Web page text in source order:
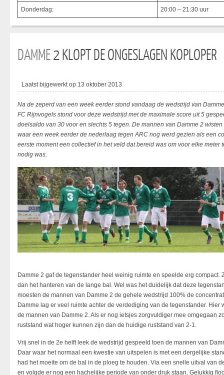
Donderdag: 20:00 – 21:30 uur
DAMME2 KLOPT DE ONGESLAGEN KOPLOPER
Laatst bijgewerkt op 13 oktober 2013
Na de zeperd van een week eerder stond vandaag de wedstrijd van
FC Rijnvogels stond voor deze wedstrijd met de maximale score uit 5
doelsaldo van 30 voor en slechts 5 tegen. De mannen van Damme 2
waar een week eerder de nederlaag tegen ARC nog werd gezien als een
eerste moment een collectief in het veld dat bereid was om voor elke
nodig was.
Damme 2 gaf de tegenstander heel weinig ruimte en speelde erg
dan het hanteren van de lange bal. Wel was het duidelijk dat deze
moesten de mannen van Damme 2 de gehele wedstrijd 100% de
Damme lag er veel ruimte achter de verdediging van de tegenstander.
de mannen van Damme 2. Als er nog ietsjes zorgvuldiger mee omgegaan
ruststand wat hoger kunnen zijn dan de huidige ruststand van 2-1.
Vrij snel in de 2e helft leek de wedstrijd gespeeld toen de mannen van
Daar waar het normaal een kwestie van uitspelen is met een dergelijke
had het moeite om de bal in de ploeg te houden. Via een snelle uitval van
en volgde er nog een hachelijke periode van onder druk staan. Gelukkig